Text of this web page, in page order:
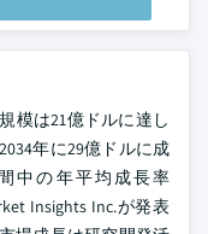
模は21億ドルに達し
年に29億ドルに成
中の年平均成長率
Insights Inc.が発表